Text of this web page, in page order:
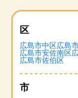
区
広島市中区広島
広島市安佐南区
広島市佐伯区
市